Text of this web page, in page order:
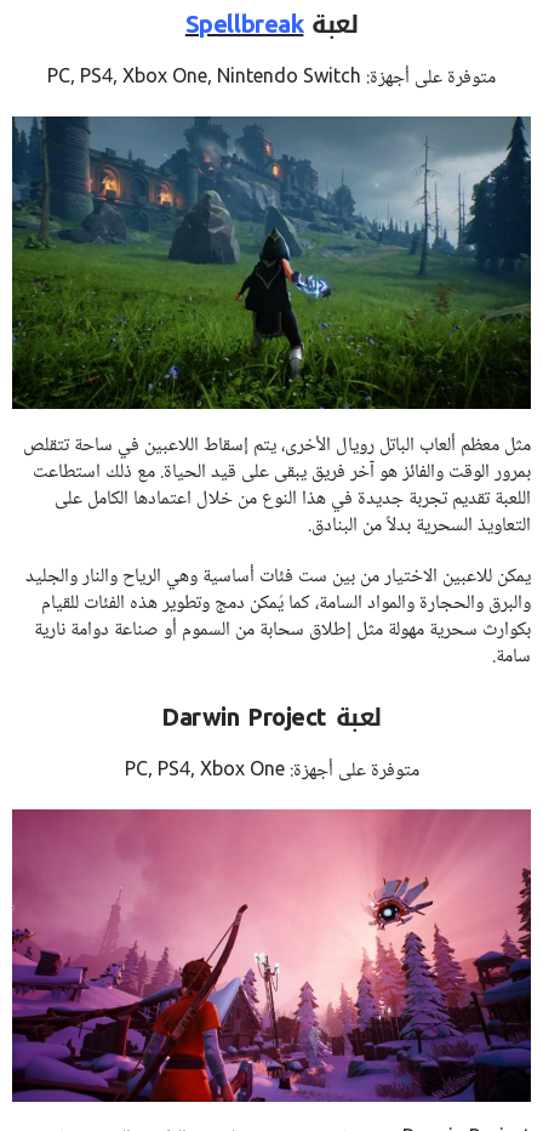
لعبةSpellbreak
متوفرة على أجهزة: PC, PS4, Xbox One, Nintendo Switch
مثل معظم ألعاب الباتل رويال الأخرى، يتم إسقاط اللاعبين في ساحة تتقلص
بمرور الوقت والفائز هو آخر فريق يبقى على قيد الحياة. مع ذلك استطاعت
اللعبة تقديم تجربة جديدة في هذا النوع من خلال اعتمادها الكامل على
التعاويذ السحرية بدلاً من البنادق.
يمكن للاعبين الاختيار من بين ست فئات أساسية وهي الرياح والنار والجليد
والبرق والحجارة والمواد السامة، كما يُمكن دمج وتطوير هذه الفئات للقيام
بكوارث سحرية مهولة مثل إطلاق سحابة من السموم أو صناعة دوامة نارية
سامة.
لعبة Darwin Project
متوفرة على أجهزة: PC, PS4, Xbox One